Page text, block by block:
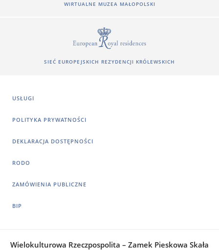
WIRTUALNE MUZEA MAŁOPOLSKI
SIEĆ EUROPEJSKICH REZYDENCJI KRÓLEWSKICH
USŁUGI
POLITYKA PRYWATNOŚCI
DEKLARACJA DOSTĘPNOŚCI
RODO
ZAMÓWIENIA PUBLICZNE
BIP
Wielokulturowa Rzeczpospolita – Zamek Pieskowa Skała